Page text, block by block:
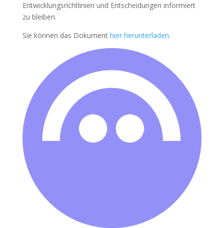
Entwicklungsrichtlinien und Entscheidungen informiert
zu bleiben.
Sie können das Dokument hier herunterladen.